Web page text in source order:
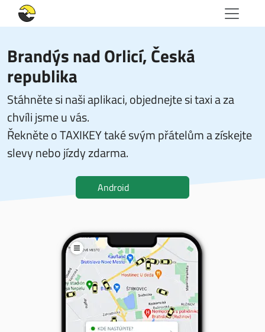
Brandýs nad Orlicí, Česká
republika
Stáhněte si naši aplikaci, objednejte si taxi a za
chvíli jsme u vás.
Řekněte o TAXIKEY také svým přátelům a získejte
slevy nebo jízdy zdarma.
Android